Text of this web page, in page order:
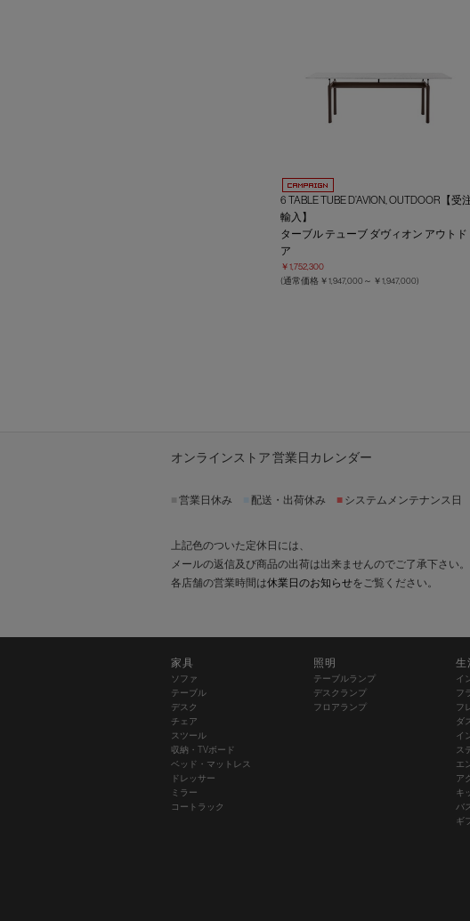
6 TABLE TUBE D’AVION, OUTDOOR【受
輸入】
ターブル テューブ ダヴィオン アウトド
ア
￥1,752,300
(通常価格 ￥1,947,000～ ￥1,947,000)
オンラインストア 営業日カレンダー
営業日休み 配送・出荷休み ■ システムメンテナンス日
上記色のついた定休日には、
メールの返信及び商品の出荷は出来ませんのでご了承下さい。
各店舗の営業時間は休業日のお知らせをご覧ください。
家具
ソファ
テーブル
デスク
チェア
スツール
収納・TVボード
ベッド・マットレス
ドレッサー
ミラー
コートラック
照明
テーブルランプ
デスクランプ
フロアランプ
生
イ
フ
フ
ダ
イ
ス
エ
ア
キ
バ
ギ